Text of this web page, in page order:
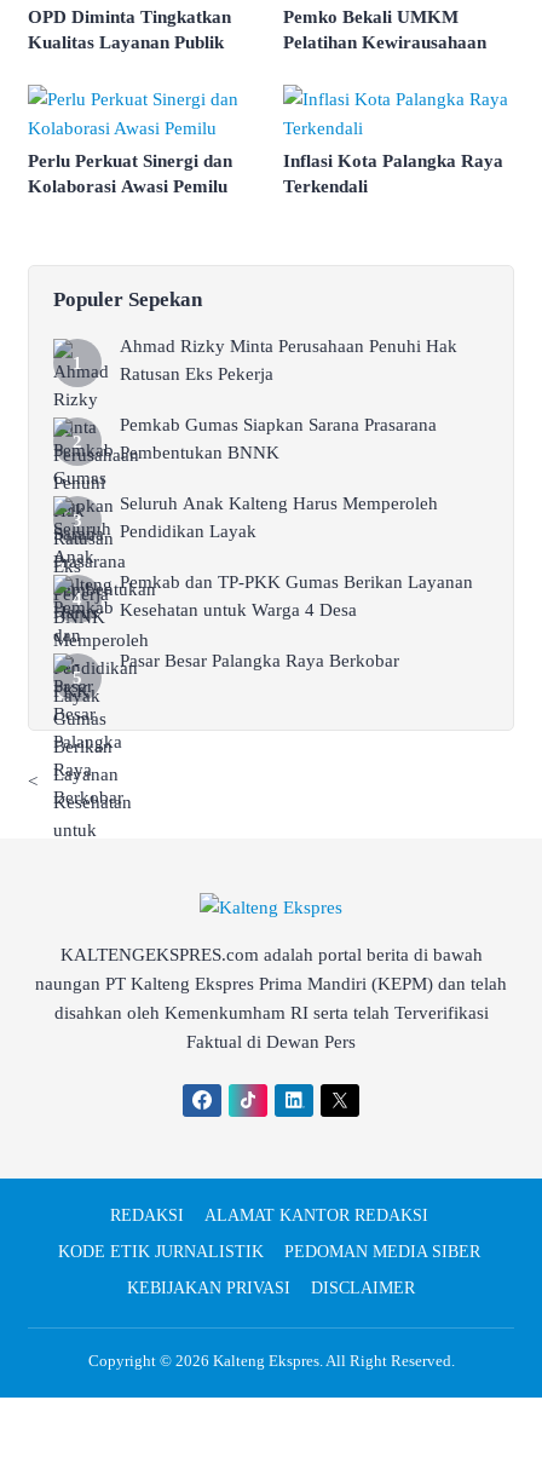
OPD Diminta Tingkatkan
Kualitas Layanan Publik
Pemko Bekali UMKM
Pelatihan Kewirausahaan
Perlu Perkuat Sinergi dan
Kolaborasi Awasi Pemilu
Inflasi Kota Palangka Raya
Terkendali
Populer Sepekan
Ahmad Rizky Minta Perusahaan Penuhi Hak
Ratusan Eks Pekerja
Pemkab Gumas Siapkan Sarana Prasarana
Pembentukan BNNK
Seluruh Anak Kalteng Harus Memperoleh
Pendidikan Layak
Pemkab dan TP-PKK Gumas Berikan Layanan
Kesehatan untuk Warga 4 Desa
Pasar Besar Palangka Raya Berkobar
<
KALTENGEKSPRES.com adalah portal berita di bawah
naungan PT Kalteng Ekspres Prima Mandiri (KEPM) dan telah
disahkan oleh Kemenkumham RI serta telah Terverifikasi
Faktual di Dewan Pers
REDAKSI
ALAMAT KANTOR REDAKSI
KODE ETIK JURNALISTIK
PEDOMAN MEDIA SIBER
KEBIJAKAN PRIVASI
DISCLAIMER
Copyright © 2026 Kalteng Ekspres. All Right Reserved.